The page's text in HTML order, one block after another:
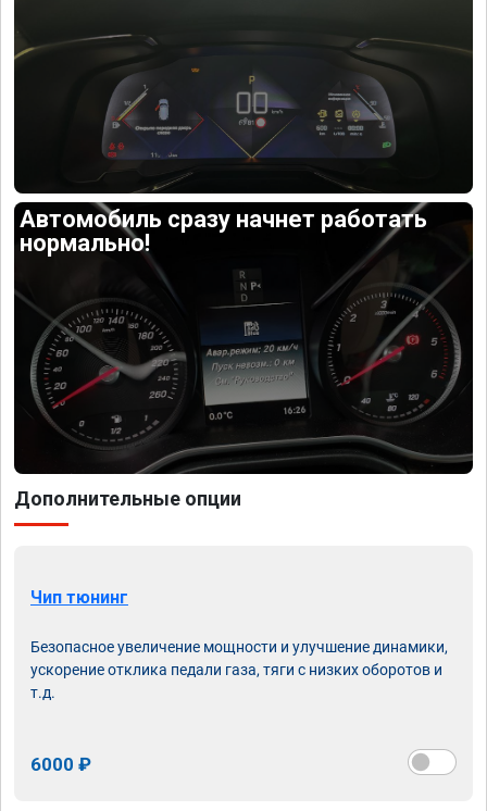
Автомобиль сразу начнет работать
нормально!
Дополнительные опции
Чип тюнинг
Безопасное увеличение мощности и улучшение динамики,
ускорение отклика педали газа, тяги с низких оборотов и
т.д.
6000 ₽